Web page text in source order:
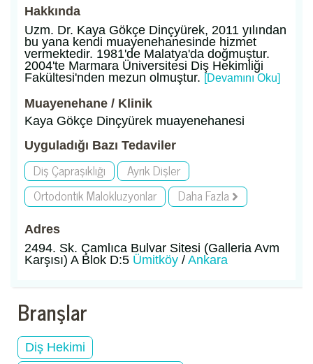
Hakkında
Uzm. Dr. Kaya Gökçe Dinçyürek, 2011 yılından
bu yana kendi muayenehanesinde hizmet
vermektedir. 1981'de Malatya'da doğmuştur.
2004'te Marmara Üniversitesi Diş Hekimliği
Fakültesi'nden mezun olmuştur. [Devamını Oku]
Muayenehane / Klinik
Kaya Gökçe Dinçyürek muayenehanesi
Uyguladığı Bazı Tedaviler
Diş Çapraşıklığı
Ayrık Dişler
Ortodontik Malokluzyonlar
Daha Fazla
Adres
2494. Sk. Çamlıca Bulvar Sitesi (Galleria Avm
Karşısı) A Blok D:5 Ümitköy / Ankara
Branşlar
Diş Hekimi